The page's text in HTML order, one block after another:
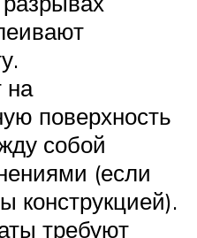
на
поверхность
собой
(если
конструкцией).
требуют